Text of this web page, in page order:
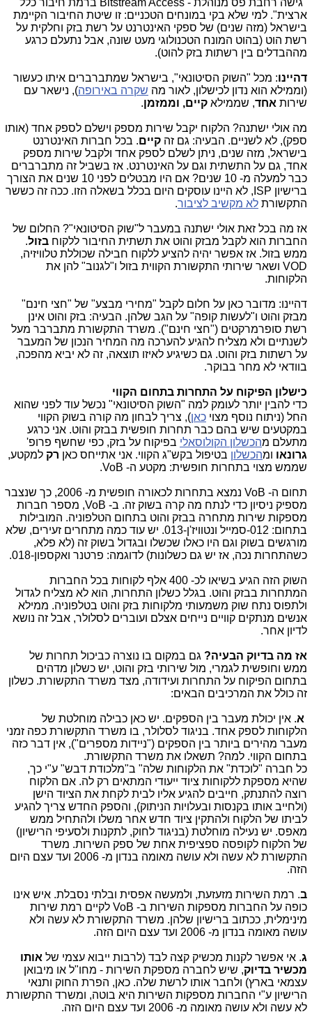
"גישה רחבת פס מנוהלת - Bitstream Access ברמת חיבור כלל
ארצית". למי שלא בקי במונחים הטכניים: זו שיטת החיבור הקיימת
בישראל (מזה שנים) של ספקי האינטרנט על רשת בזק וחלקית על
רשת הוט (בהוט המונח הטכנולוגי מעט שונה, אבל נתעלם כרגע
מההבדלים בין רשתות בזק להוט).
דהיינו: מכל "השוק הסיטונאי", בישראל שמתברברים איתו כעשור
(וממילא הוא נדון לכישלון, לאור מה שקרה באירופה), נישאר עם
שירות אחד, שממילא קיים, וממזמן.
מה אולי ישתנה? הלקוח יקבל שירות מספק וישלם לספק אחד (אותו
ספק), לא לשניים. הבעיה: גם זה קיים. בכל חברות האינטרנט
בישראל, מזה שנים, ניתן לשלם לספק אחד ולקבל שירות מספק
אחד, גם על התשתית וגם על האינטרנט. אז בשביל זה מתברברים
כבר למעלה מ- 10 שנים? אם היו מבטלים לפני 10 שנים את הצורך
ברישיון ISP, לא היינו עוסקים היום בכלל בשאלה הזו. ככה זה כששר
התקשורת לא מקשיב לציבור.
אז מה בכל זאת אולי ישתנה במעבר ל"שוק הסיטונאי"? החלום של
החברות הוא לקבל מבזק והוט את תשתית החיבור ללקוח בזול.
ממש בזול. אז אפשר יהיה להציע ללקוח חבילה שכוללת טלוויזיה,
VOD ושאר שירותי התקשורת הקווית בזול ו"לגנוב" להן את
הלקוחות.
דהיינו: מדובר כאן על חלום לקבל "מחירי מבצע" של "חצי חינם"
מבזק והוט ו"לעשות קופה" על הגב שלהן. הבעיה: בזק והוט אינן
רשת סופרמרקטים ("חצי חינם"). משרד התקשורת מתברבר מעל
לשנתיים ולא מצליח להגיע להערכה מה המחיר הנכון של המעבר
על רשתות בזק והוט. גם כשיגיע לאיזו תוצאה, זה לא יביא מהפכה,
בוודאי לא מחר בבוקר.
כישלון הפיקוח על התחרות בתחום הקווי
כדי להבין יותר לעומק למה "השוק הסיטונאי" נכשל עוד לפני שהוא
החל (ניתוח נוסף מצוי כאן), צריך לבחון מה קורה בשוק הקווי
במקטעים שיש בהם כבר תחרות חופשית בבזק והוט. אני כרגע
מתעלם מהכשלון הקולוסאלי בפיקוח על בזק, כפי שחשף פרופ'
גרונאו ומהכשלון בטיפול בקש"ג הקווי. אני אתייחס כאן רק למקטע,
שממש מצוי בתחרות חופשית: מקטע ה- VoB.
תחום ה- VoB נמצא בתחרות לכאורה חופשית מ- 2006, כך שנצבר
מספיק ניסיון כדי לנתח מה קרה בשוק זה. ב- VoB, מספר חברות
מספקות שירות מתחרה בבזק והוט בתחום הטלפוניה. המובילות
בתחום: 012-סמייל ונטוויז'ן-013. יש עוד כמה מתחרים זעירים, שלא
מורגשים בשוק וגם היו כאלו שכשלו ובגדול בשוק זה (לא פלא,
כשהתחרות נכה, אז יש גם כשלונות) לדוגמה: פרטנר ואקספון-018.
השוק הזה הגיע בשיאו לכ- 400 אלף לקוחות בכל החברות
המתחרות בבזק והוט. בגלל כשלון התחרות, הוא לא מצליח לגדול
ולתפוס נתח שוק משמעותי מלקוחות בזק והוט בטלפוניה. ממילא
אנשים מנתקים קוויים נייחים אצלם ועוברים לסלולר, אבל זה נושא
לדיון אחר.
אז מה בדיוק הבעיה? גם במקום בו נוצרה כביכול תחרות של
ממש וחופשית לגמרי, מול שירותי בזק והוט, יש כשלון מדהים
בתחום הפיקוח על התחרות ועידודה, מצד משרד התקשורת. כשלון
זה כולל את המרכיבים הבאים:
א. אין יכולת מעבר בין הספקים. יש כאן כבילה מוחלטת של
הלקוחות לספק אחד. בניגוד לסלולר, בו משרד התקשורת כפה זמני
מעבר מהירים ביותר בין הספקים ("ניידות מספרים"), אין דבר כזה
בתחום הקווי. למה? תשאלו את משרד התקשורת.
כל חברה "לוכדת" את הלקוחות שלה" ב"מלכודת דבש" ע"י כך,
שהיא מספקת ללקוחות ציוד ייעודי המתאים רק לה. אם הלקוח
רוצה להתנתק, חייבים להגיע אליו לבית לקחת את הציוד הישן
(ולחייב אותו בקנסות ובעלויות הניתוק), והספק החדש צריך להגיע
לביתו של הלקוח ולהתקין ציוד חדש אחר משלו ולהתחיל ממש
מאפס. יש נעילה מוחלטת (בניגוד לחוק, לתקנות ולסעיפי הרישיון)
של הלקוח לקופסה ספציפית אחת של ספק השירות. משרד
התקשורת לא עשה ולא עושה מאומה בנדון מ- 2006 ועד עצם היום
הזה.
ב. רמת השירות מזעזעת, ולמעשה אפסית ובלתי נסבלת. איש אינו
כופה על החברות מספקות השירות ב- VoB לקיים רמת שירות
מינימלית, ככתוב ברישיון שלהן. משרד התקשורת לא עשה ולא
עושה מאומה בנדון מ- 2006 ועד עצם היום הזה.
ג. אי אפשר לקנות מכשיק קצה לבד (לרבות ייבוא עצמי של אותו
מכשיר בדיוק, שיש לחברה מספקת השירות - מחו"ל או מיבואן
עצמאי בארץ) ולחבר אותו לרשת שלה. כאן, הפרת החוק ותנאי
הרישיון ע"י החברות מספקות השירות היא בוטה, ומשרד התקשורת
לא עשה ולא עושה מאומה מ- 2006 ועד עצם היום הזה.